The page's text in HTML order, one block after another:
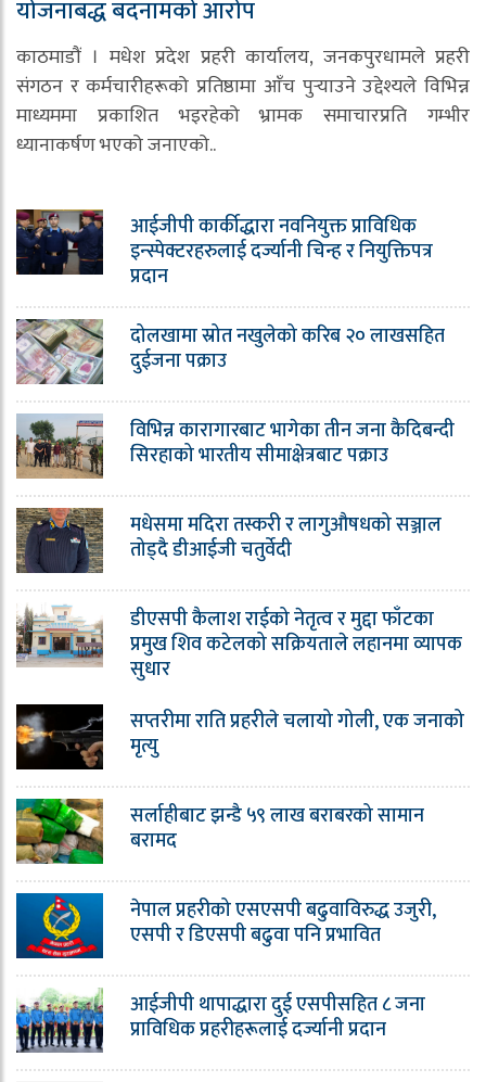
योजनाबद्ध बदनामको आरोप
काठमाडौं । मधेश प्रदेश प्रहरी कार्यालय, जनकपुरधामले प्रहरी
संगठन र कर्मचारीहरूको प्रतिष्ठामा आँच पुर्‍याउने उद्देश्यले विभिन्न
माध्यममा प्रकाशित भइरहेको भ्रामक समाचारप्रति गम्भीर
ध्यानाकर्षण भएको जनाएको..
आईजीपी कार्कीद्धारा नवनियुक्त प्राविधिक
इन्स्पेक्टरहरुलाई दर्ज्यानी चिन्ह र नियुक्तिपत्र
प्रदान
दोलखामा स्रोत नखुलेको करिब २० लाखसहित
दुईजना पक्राउ
विभिन्न कारागारबाट भागेका तीन जना कैदिबन्दी
सिरहाको भारतीय सीमाक्षेत्रबाट पक्राउ
मधेसमा मदिरा तस्करी र लागुऔषधको सञ्जाल
तोड्दै डीआईजी चतुर्वेदी
डीएसपी कैलाश राईको नेतृत्व र मुद्दा फाँटका
प्रमुख शिव कटेलको सक्रियताले लहानमा व्यापक
सुधार
सप्तरीमा राति प्रहरीले चलायो गोली, एक जनाको
मृत्यु
सर्लाहीबाट झन्डै ५९ लाख बराबरको सामान
बरामद
नेपाल प्रहरीको एसएसपी बढुवाविरुद्ध उजुरी,
एसपी र डिएसपी बढुवा पनि प्रभावित
आईजीपी थापाद्धारा दुई एसपीसहित ८ जना
प्राविधिक प्रहरीहरूलाई दर्ज्यानी प्रदान